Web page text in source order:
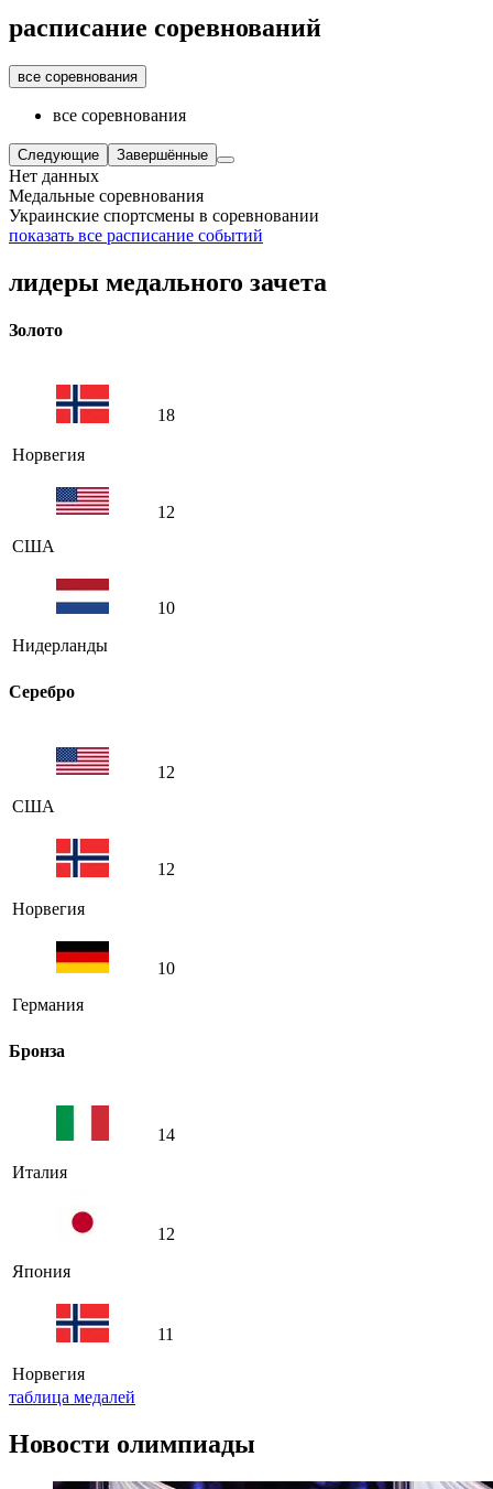
расписание соревнований
все соревнования
все соревнования
Следующие Завершённые
Нет данных
Медальные соревнования
Украинские спортсмены в соревновании
показать все расписание событий
лидеры медального зачета
Золото
Норвегия
18
США
12
Нидерланды
10
Серебро
США
12
Норвегия
12
Германия
10
Бронза
Италия
14
Япония
12
Норвегия
11
таблица медалей
Новости олимпиады